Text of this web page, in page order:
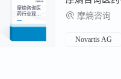
摩熵咨询医
药行业观察
周报（2025.
12.01-2025.1
摩熵咨询
Novartis AG